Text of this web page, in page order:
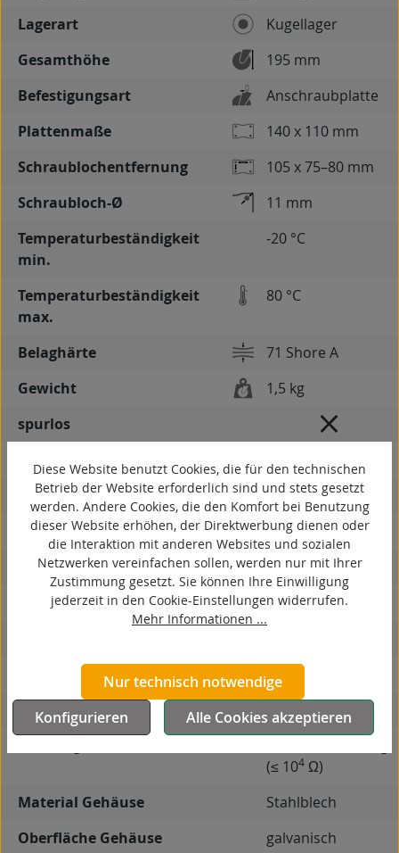
Lagerart
Kugellager
Gesamthöhe
195 mm
Befestigungsart
Anschraubplatte
Plattenmaße
140 x 110 mm
Schraublochentfernung
105 x 75–80 mm
Schraubloch-Ø
11 mm
Temperaturbeständigkeit
min.
-20 °C
Temperaturbeständigkeit
max.
80 °C
Belaghärte
71 Shore A
Gewicht
1,5 kg
spurlos
kontaktverfärbungsfrei
antistatisch
ESD
elektrisch leitfähig
korrosionsbeständig
autoklaventauglich
Produkttyp
Bockrolle
(≤ 104Ω)
Material Gehäuse
Stahlblech
Oberfläche Gehäuse
galvanisch
Diese Website benutzt Cookies, die für den technischen
Betrieb der Website erforderlich sind und stets gesetzt
werden. Andere Cookies, die den Komfort bei Benutzung
dieser Website erhöhen, der Direktwerbung dienen oder
die Interaktion mit anderen Websites und sozialen
Netzwerken vereinfachen sollen, werden nur mit Ihrer
Zustimmung gesetzt. Sie können Ihre Einwilligung
jederzeit in den Cookie-Einstellungen widerrufen.
Mehr Informationen ...
Nur technisch notwendige
Konfigurieren
Alle Cookies akzeptieren